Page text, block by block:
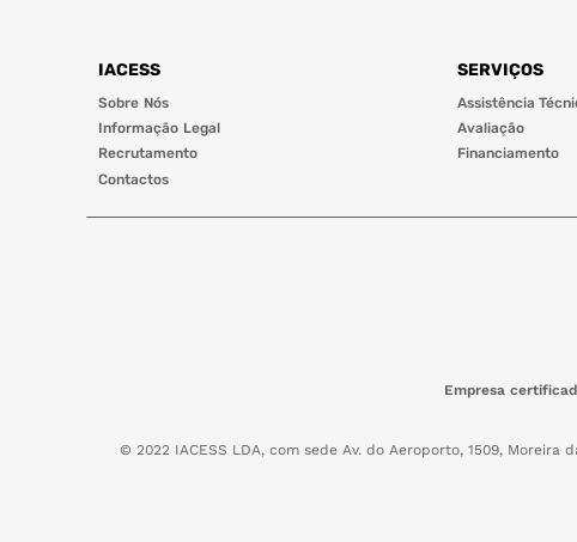
IACESS
Sobre Nós
Informação Legal
Recrutamento
Contactos
SERVIÇOS
Assistência
Avaliação
Financiamento
Empresa
© 2022 IACESS LDA, com sede Av. do Aeroporto, 1509, Moreira